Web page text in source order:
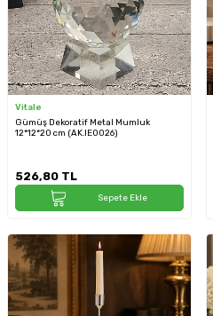
Vitale
Gümüş Dekoratif Metal Mumluk
12*12*20 cm (AK.IE0026)
526,80 TL
Sepete Ekle